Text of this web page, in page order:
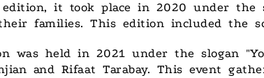
it took place in 2020 under the
families. This edition included the
was held in 2021 under the slogan
and Rifaat Tarabay. This event